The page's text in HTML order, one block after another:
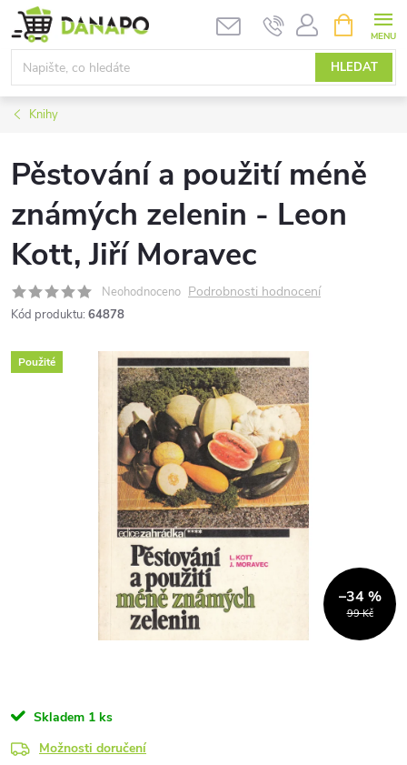
Přejít
na
obsah
HLEDAT
NÁKUPNÍ
KOŠÍK
Knihy
Pěstování a použití méně
známých zelenin - Leon
Kott, Jiří Moravec
Neohodnoceno Podrobnosti hodnocení
Kód produktu: 64878
Použité
99 Kč
–34 %
Skladem 1 ks
Možnosti doručení